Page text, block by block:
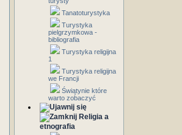
Tanatoturystyka
Turystyka
pielgrzymkowa -
bibliografia
Turystyka religijna
1
Turystyka religijna
we Francji
Świątynie które
warto zobaczyć
Religia a
etnografia